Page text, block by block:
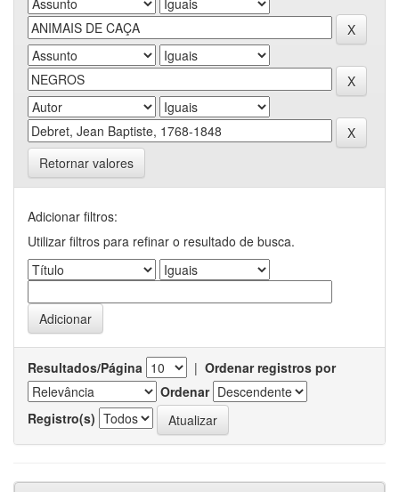
Retornar valores
Adicionar filtros:
Utilizar filtros para refinar o resultado de busca.
Resultados/Página | Ordenar registros por
Ordenar
Registro(s)